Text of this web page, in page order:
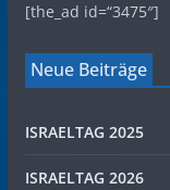
[the_ad id=“3475″]
Neue Beiträge
ISRAELTAG 2025
ISRAELTAG 2026